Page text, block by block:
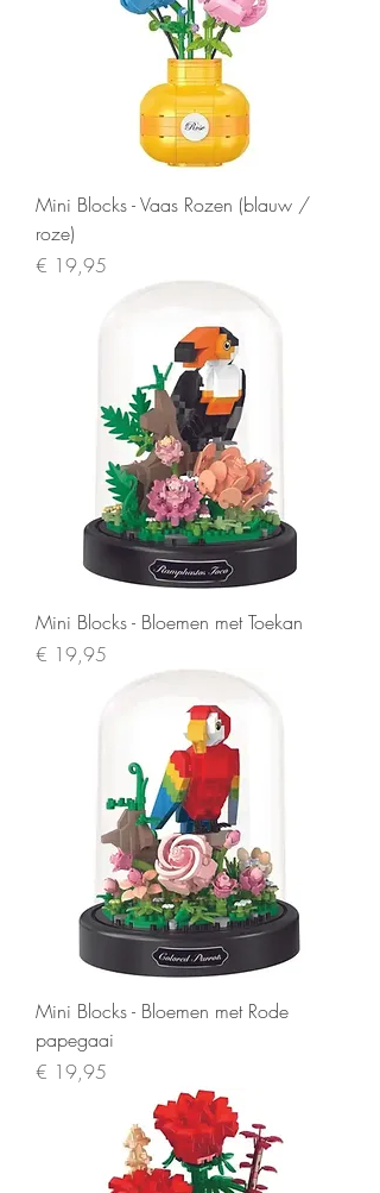
Mini Blocks - Vaas Rozen (blauw /
roze)
Prijs
€ 19,95
Mini Blocks - Bloemen met Toekan
Prijs
€ 19,95
Mini Blocks - Bloemen met Rode
papegaai
Prijs
€ 19,95